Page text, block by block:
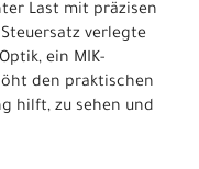
Last mit präzisen
verlegte
ein MIK-
den praktischen
hilft, zu sehen und